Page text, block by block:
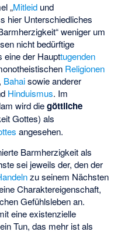
„Mitleid und
hier Unterschiedliches
weniger um
nicht bedürftige
eine der Haupttugenden
Religionen
, Bahaisowie anderer
Hinduismus. Im
wird diegöttliche
Gottes) als
angesehen.
Barmherzigkeit als
sei jeweils der, den der
zu seinem Nächsten
Charaktereigenschaft,
Gefühlsleben an.
eine existenzielle
Tun, das mehr ist als